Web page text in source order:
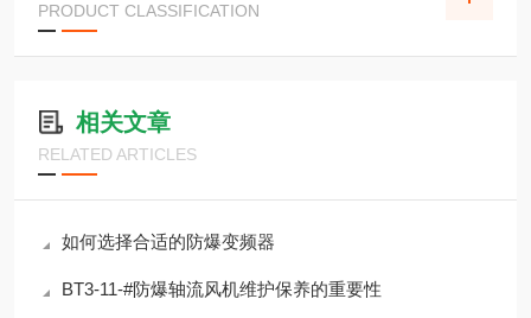
PRODUCT CLASSIFICATION
相关文章
RELATED ARTICLES
如何选择合适的防爆变频器
BT3-11-#防爆轴流风机维护保养的重要性